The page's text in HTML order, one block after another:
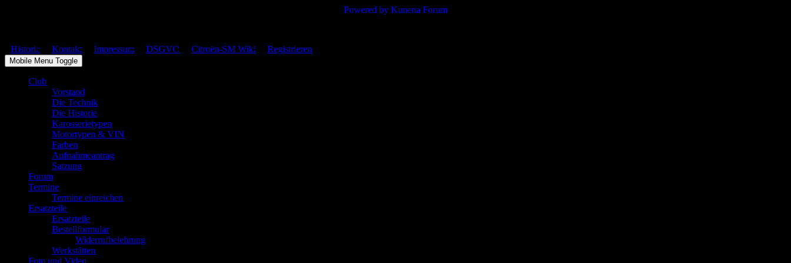
Powered by Kunena Forum
Historie Kontakt Impressum DSGVO Citroën-SM Wiki Registrieren
Mobile Menu Toggle
Club
Vorstand
Die Technik
Die Historie
Karosserietypen
Motortypen & VIN
Farben
Aufnahmeantrag
Satzung
Forum
Termine
Termine einreichen
Ersatzteile
Ersatzteile
Bestellformular
Widerrufbelehrung
Werkstätten
Foto und Video